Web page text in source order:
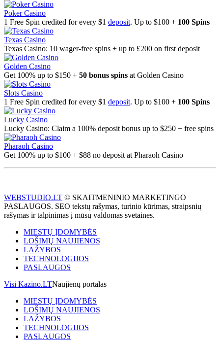
Poker Casino
1 Free Spin credited for every $1 deposit. Up to $100 + 100 Spins
Texas Casino
Texas Casino: 10 wager-free spins + up to £200 on first deposit
Golden Casino
Get 100% up to $150 + 50 bonus spins at Golden Casino
Slots Casino
1 Free Spin credited for every $1 deposit. Up to $100 + 100 Spins
Lucky Casino
Lucky Casino: Claim a 100% deposit bonus up to $250 + free spins
Pharaoh Casino
Get 100% up to $100 + $88 no deposit at Pharaoh Casino
WEBSTUDIO.LT © SKAITMENINIO MARKETINGO
PASLAUGOS. SEO tekstų rašymas, turinio kūrimas, straipsnių
rašymas ir talpinimas į mūsų valdomas svetaines.
MIESTŲ ĮDOMYBĖS
LOŠIMŲ NAUJIENOS
LAŽYBOS
TECHNOLOGIJOS
PASLAUGOS
Visi Kazino.LTNaujienų portalas
MIESTŲ ĮDOMYBĖS
LOŠIMŲ NAUJIENOS
LAŽYBOS
TECHNOLOGIJOS
PASLAUGOS